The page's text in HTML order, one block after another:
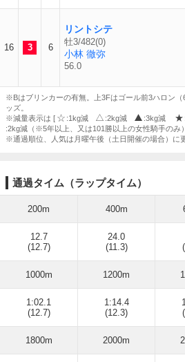
16 3 6
リントシテ
牡3/482(0)
小林 徹弥
56.0
※Bはブリンカーの有無。上3Fはゴール前3ハロン
ッズ。
※減量表示は [
:1kg減 :2kg減 :3kg減
:2kg減（※5年以上、又は101勝以上の女性騎手のみ
※通過順位、人気は月曜午後（土日開催の場合）に
通過タイム（ラップタイム）
200m 400m
12.7
(12.7)
24.0
(11.3)
1000m 1200m
1:02.1
(12.7)
1:14.4
(12.3)
1800m 2000m